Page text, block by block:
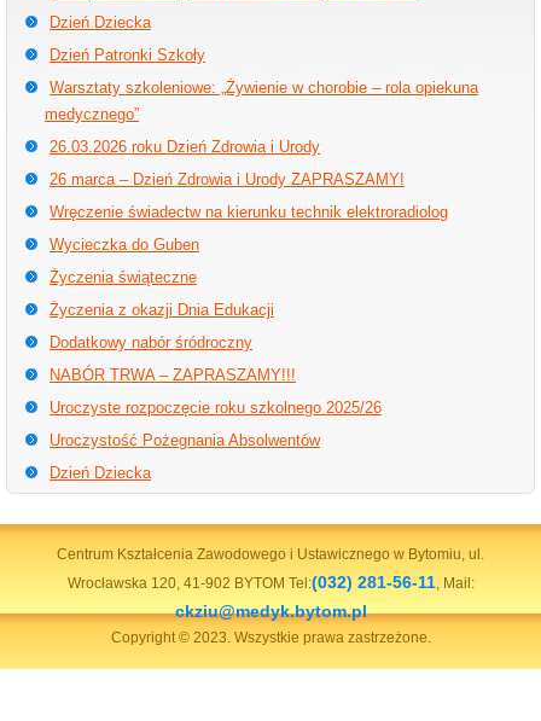
Dzień Dziecka
Dzień Patronki Szkoły
Warsztaty szkoleniowe: „Żywienie w chorobie – rola opiekuna
medycznego”
26.03.2026 roku Dzień Zdrowia i Urody
26 marca – Dzień Zdrowia i Urody ZAPRASZAMY!
Wręczenie świadectw na kierunku technik elektroradiolog
Wycieczka do Guben
Życzenia świąteczne
Życzenia z okazji Dnia Edukacji
Dodatkowy nabór śródroczny
NABÓR TRWA – ZAPRASZAMY!!!
Uroczyste rozpoczęcie roku szkolnego 2025/26
Uroczystość Pożegnania Absolwentów
Dzień Dziecka
Centrum Kształcenia Zawodowego i Ustawicznego w Bytomiu, ul.
Wrocławska 120, 41-902 BYTOM Tel:(032) 281-56-11, Mail:
ckziu@medyk.bytom.pl
Copyright © 2023. Wszystkie prawa zastrzeżone.